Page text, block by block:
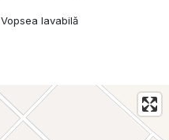
Vopsea lavabilă